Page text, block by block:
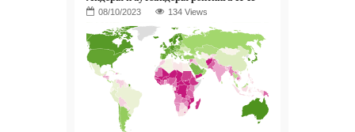
134 Views